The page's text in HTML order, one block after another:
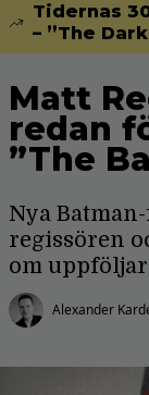
Tidernas
– ”The
Matt
redan
”The
Nya
regissören
om
Alexander